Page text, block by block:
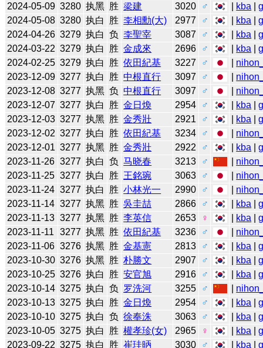
2024-05-09 3280 执黑 胜 梁建 3020 ♂ kba |
2024-05-08 3280 执白 胜 李相勳(大) 2977 ♂ kba |
2024-04-26 3279 执白 负 李聖宰 3087 ♂ kba |
2024-03-22 3279 执白 胜 金成來 2696 ♂ kba |
2024-02-25 3279 执白 胜 依田紀基 3227 ♂
2023-12-09 3277 执白 胜 中根直行 3097 ♂
2023-12-08 3277 执黑 负 中根直行 3097 ♂
2023-12-07 3277 执白 胜 金日煥 2954 ♂ kba |
2023-12-03 3277 执黑 胜 金秀壯 2921 ♂ kba |
2023-12-02 3277 执白 胜 依田紀基 3234 ♂
2023-12-01 3277 执黑 胜 金秀壯 2922 ♂ kba |
2023-11-26 3277 执白 负 马晓春 3213 ♂
2023-11-25 3277 执白 胜 王銘琬 3063 ♂
2023-11-24 3277 执白 胜 小林光一 2990 ♂
2023-11-14 3277 执黑 胜 吳圭喆 2866 ♂ kba |
2023-11-13 3277 执黑 胜 李英信 2653 ♀ kba |
2023-11-11
3277 执黑 胜 依田紀基 3236 ♂
2023-11-06 3276 执黑 胜 金基憲 2813 ♂ kba |
2023-10-30 3276 执黑 胜 朴勝文 2907 ♂ kba |
2023-10-25 3276 执白 胜 安官旭 2916 ♂ kba |
2023-10-14 3275 执白 负 罗洗河 3255 ♂
2023-10-13 3275 执白 胜 金日煥 2954 ♂ kba |
2023-10-10 3275 执白 负 徐奉洙 3063 ♂ kba |
2023-10-05 3275 执白 胜 權孝珍(女) 2965 ♀ kba |
2023-09-22 3275 执白 胜 崔珪昞 3030 ♂ kba |